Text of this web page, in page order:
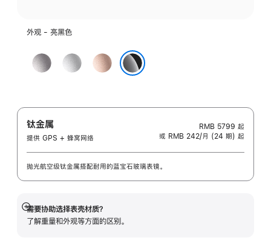
外观 - 亮黑色
深
空
色
银
玫
瑰
色
钛金属
提供 GPS + 蜂窝网络
RMB 5799 起
或 RMB 242/月 (24 期) 起
抛光航空级钛金属搭配耐用的蓝宝石玻璃表镜。
需要协助选择表壳材质？
了解重量和外观等方面的区别。
展
开